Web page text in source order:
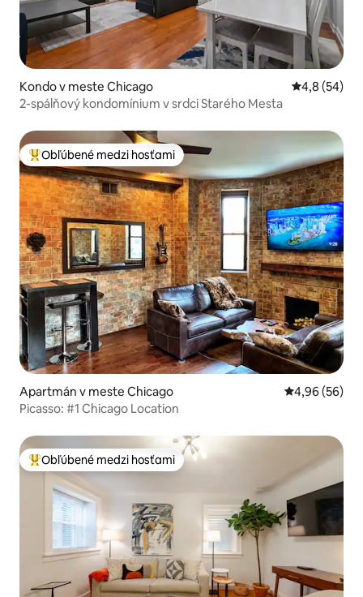
Kondo v meste Chicago Priemerné
4,8 (54)
2-spálňový kondomínium v srdci Starého Mesta
Najobľúbenejšie medzi hosťami
Obľúbené medzi hosťami
Apartmán v meste Chicago Priemerné
4,96 (56)
Picasso: #1 Chicago Location
Najobľúbenejšie medzi hosťami
Obľúbené medzi hosťami